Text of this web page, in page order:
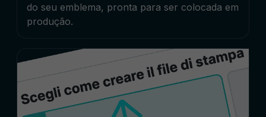
do seu emblema, pronta para ser colocada em
produção.